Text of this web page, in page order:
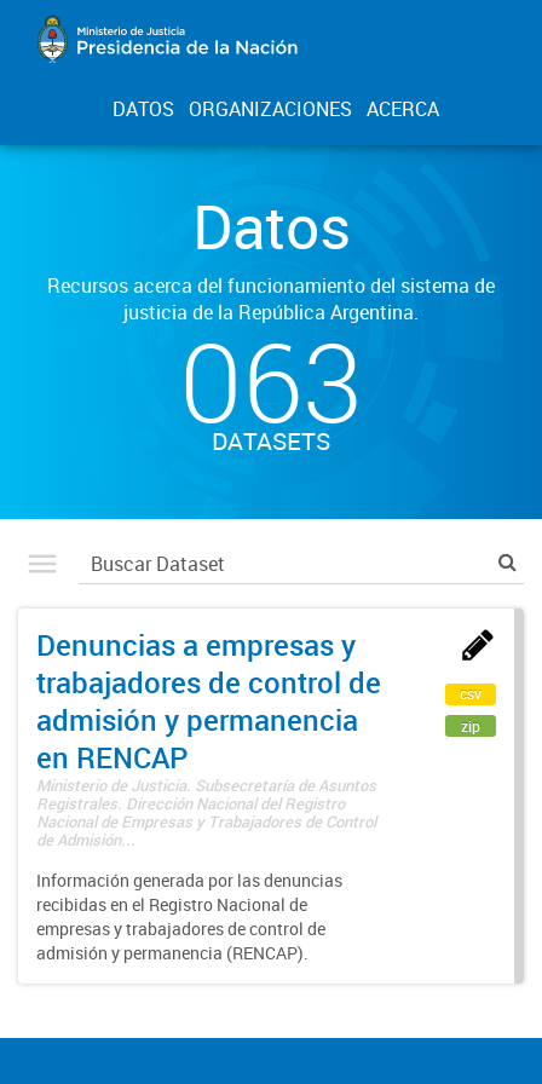
DATOS ORGANIZACIONES ACERCA
Datos
Recursos acerca del funcionamiento del sistema de
justicia de la República Argentina.
063
DATASETS
Denuncias a empresas y
trabajadores de control de
admisión y permanencia
en RENCAP
Ministerio de Justicia. Subsecretaría de Asuntos
Registrales. Dirección Nacional del Registro
Nacional de Empresas y Trabajadores de Control
de Admisión...
Información generada por las denuncias
recibidas en el Registro Nacional de
empresas y trabajadores de control de
admisión y permanencia (RENCAP).
csv
zip